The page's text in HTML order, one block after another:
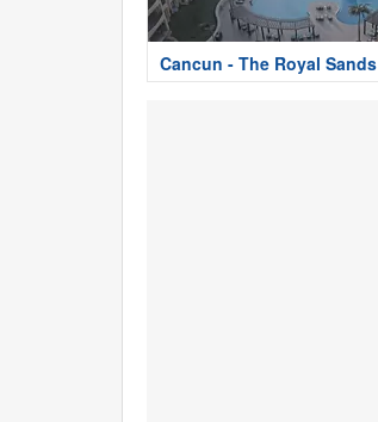
Cancun - The Royal Sands